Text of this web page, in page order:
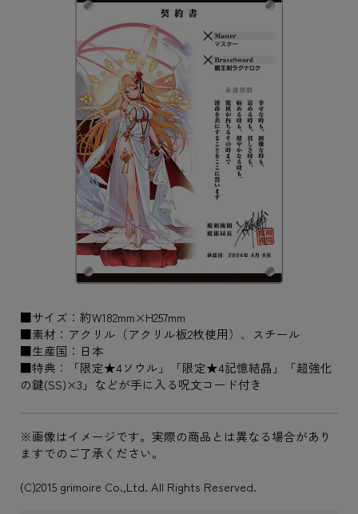
■サイズ：約W182mm×H257mm
■素材：アクリル（アクリル板2枚使用）、スチール
■生産国：日本
■特典：「限定★4ソウル」「限定★4記憶結晶」「超強化
の鍵(SS)×3」などが手に入る呪文コード付き
※画像はイメージです。実際の商品とは異なる場合があり
ますでのご了承ください。
(C)2015 grimoire Co.,Ltd. All Rights Reserved.